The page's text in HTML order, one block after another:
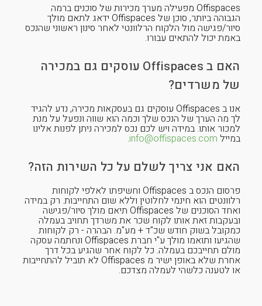
Offispaces מפעילה מערך מכירות של סוכנים ברמה
הגבוהה ביותר, סוכן של Offispaces ידאג לתאם מולך
סיור/פגישה מול הלקוח הרלוונטי לאחר סינון ראשוני שהנכס
באמת יכול להתאים עבורו.
האם ב Offispaces עוסקים גם במכירה
של משרדים?
אנו ב Offispaces עוסקים גם בעסקאות מכירה, נדע להגיד
לך מה הערך של הנכס שלך וכמה הוא שווה ונפעל על מנת
למכור אותו. במידה ויש לכם נכס למכירה ניתן לפנות אלינו
במייל info@offispaces.com
.
האם אני צריך לשלם על כל השירות הזה?
פרסום הנכס ב Offispaces וחשיפתו לאלפי לקוחות
רלוונטים הוא חינמי לחלוטין וללא שום התחייבות. רק במידה
ואחד הסוכנים של Offispaces תיאם מולך סיור/פגישה
ובעקבות זאת אותו לקוח שכר את משרדך תחויב בעמלה
כמקובל בשוק חודש שכ"ד + מע"מ. הבהרה - רק לקוחות
שהגיעו ותואמו מולך ע"י חברת Offispaces ונחתמה עסקה
מולם תחייבכם בעמלה. כל לקוח אחר שהגיע בכל דרך
אחרת שלא באופן ישיר מ Offispaces לא תוביל להתחייבות
או לטענה כלשהי לעמלה מצדכם.